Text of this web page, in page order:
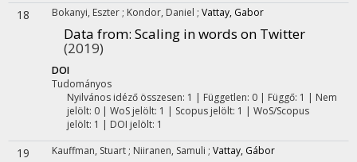
18 Bokanyi, Eszter ; Kondor, Daniel ; Vattay, Gabor
Data from: Scaling in words on Twitter
(2019)
DOI
Tudományos
Nyilvános idéző összesen: 1 | Független: 0 | Függő: 1 | Nem
jelölt: 0 | WoS jelölt: 1 | Scopus jelölt: 1 | WoS/Scopus
jelölt: 1 | DOI jelölt: 1
19 Kauffman, Stuart ; Niiranen, Samuli ; Vattay, Gábor